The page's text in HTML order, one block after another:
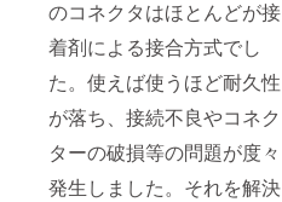
のコネクタはほとんどが接
着剤による接合方式でし
た。使えば使うほど耐久性
が落ち、接続不良やコネク
ターの破損等の問題が度々
発生しました。それを解決